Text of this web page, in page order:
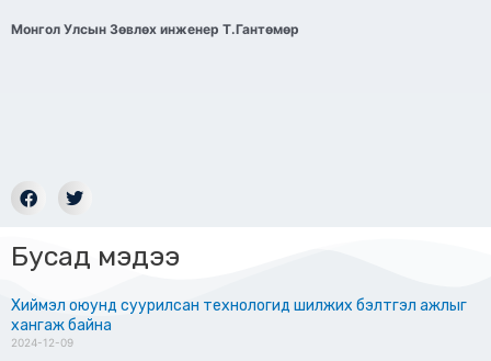
Монгол Улсын Зөвлөх инженер Т.Гантөмөр
Бусад мэдээ
Хиймэл оюунд суурилсан технологид шилжих бэлтгэл ажлыг
хангаж байна
2024-12-09